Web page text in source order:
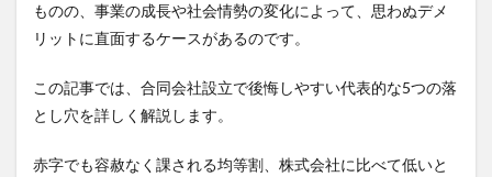
ものの、事業の成長や社会情勢の変化によって、思わぬデメ
リットに直面するケースがあるのです。
この記事では、合同会社設立で後悔しやすい代表的な5つの落
とし穴を詳しく解説します。
赤字でも容赦なく課される均等割、株式会社に比べて低いと